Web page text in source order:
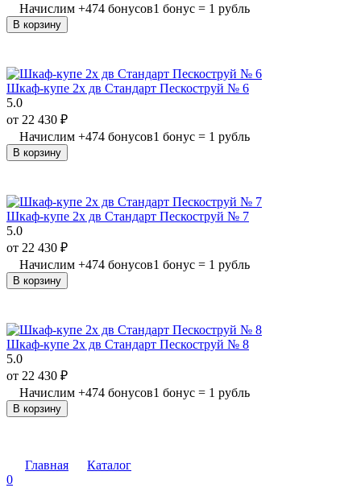
Начислим +474 бонусов1 бонус = 1 рубль
В корзину
Шкаф-купе 2х дв Стандарт Пескоструй № 6
5.0
от 22 430 ₽
Начислим +474 бонусов1 бонус = 1 рубль
В корзину
Шкаф-купе 2х дв Стандарт Пескоструй № 7
5.0
от 22 430 ₽
Начислим +474 бонусов1 бонус = 1 рубль
В корзину
Шкаф-купе 2х дв Стандарт Пескоструй № 8
5.0
от 22 430 ₽
Начислим +474 бонусов1 бонус = 1 рубль
В корзину
Главная
Каталог
0